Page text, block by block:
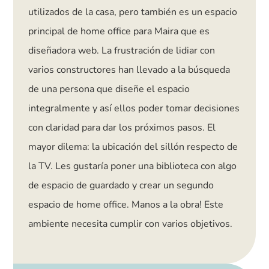
utilizados de la casa, pero también es un espacio
principal de home office para Maira que es
diseñadora web. La frustración de lidiar con
varios constructores han llevado a la búsqueda
de una persona que diseñe el espacio
integralmente y así ellos poder tomar decisiones
con claridad para dar los próximos pasos. El
mayor dilema: la ubicación del sillón respecto de
la TV. Les gustaría poner una biblioteca con algo
de espacio de guardado y crear un segundo
espacio de home office. Manos a la obra! Este
ambiente necesita cumplir con varios objetivos.